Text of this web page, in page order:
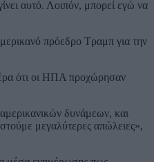
αυτό. Λοιπόν, μπορεί εγώ να
πρόεδρο Τραμπ για την
ότι οι ΗΠΑ προχώρησαν
δυνάμεων, και
μεγαλύτερες απώλειες»,